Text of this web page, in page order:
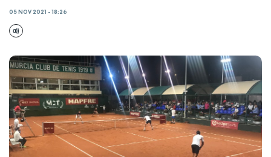
05 NOV 2021 - 18:26